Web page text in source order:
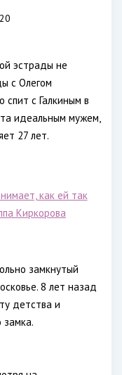
эстрады не
с Олегом
спит с Галкиным в
идеальным мужем,
27 лет.
замкнутый
8 лет назад
детства и
замка.